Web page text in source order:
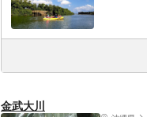
金武大川